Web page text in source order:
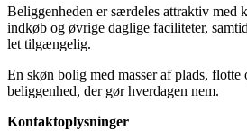
Beliggenheden er særdeles attraktiv med
indkøb og øvrige daglige faciliteter,
let tilgængelig.
En skøn bolig med masser af plads, flotte
beliggenhed, der gør hverdagen nem.
Kontaktoplysninger